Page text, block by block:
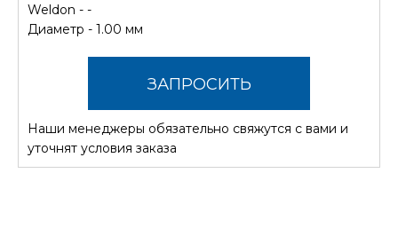
Weldon - -
Диаметр - 1.00 мм
ЗАПРОСИТЬ
СТОИМОСТЬ
Наши менеджеры обязательно свяжутся с вами и
уточнят условия заказа